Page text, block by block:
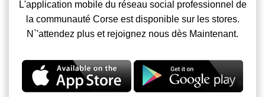
L'application mobile du réseau social professionnel de
la communauté Corse est disponible sur les stores.
N`'attendez plus et rejoignez nous dès Maintenant.